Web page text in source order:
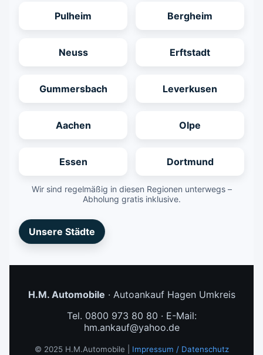
Pulheim Bergheim
Neuss Erftstadt
Gummersbach Leverkusen
Aachen Olpe
Essen Dortmund
Wir sind regelmäßig in diesen Regionen unterwegs –
Abholung gratis inklusive.
Unsere Städte
H.M. Automobile · Autoankauf Hagen Umkreis
Tel. 0800 973 80 80 · E-Mail:
hm.ankauf@yahoo.de
© 2025 H.M.Automobile | Impressum / Datenschutz